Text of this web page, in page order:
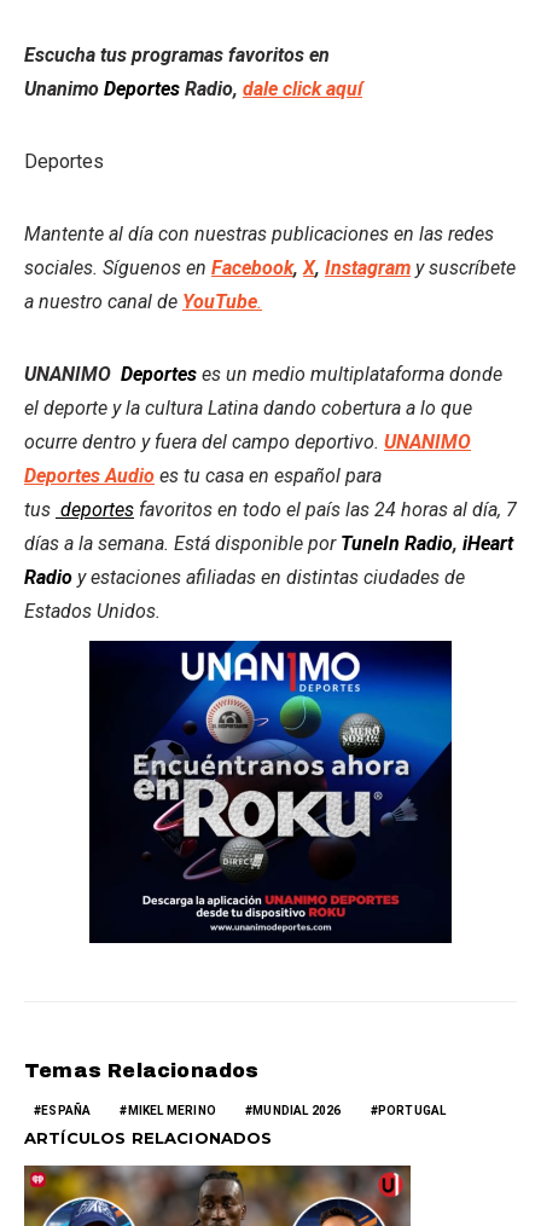
Escucha tus programas favoritos en
Unanimo Deportes Radio, dale click aquí
Deportes
Mantente al día con nuestras publicaciones en las redes
sociales. Síguenos en Facebook,X, Instagram y suscríbete
a nuestro canal de YouTube.
UNANIMO Deportes es un medio multiplataforma donde
el deporte y la cultura Latina dando cobertura a lo que
ocurre dentro y fuera del campo deportivo. UNANIMO
Deportes Audio es tu casa en español para
tus deportes favoritos en todo el país las 24 horas al día, 7
días a la semana. Está disponible por TuneIn Radio, iHeart
Radio y estaciones afiliadas en distintas ciudades de
Estados Unidos.
Temas Relacionados
ESPAÑA MIKEL MERINO MUNDIAL 2026 PORTUGAL
ARTÍCULOS RELACIONADOS